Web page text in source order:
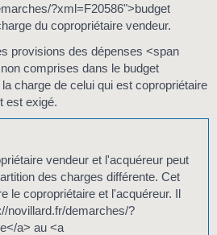
?xml=F20586">budget
du copropriétaire vendeur.
provisions des dépenses <span
comprises dans le budget
charge de celui qui est copropriétaire
est exigé.
vendeur et l'acquéreur peut
des charges différente. Cet
le copropriétaire et l'acquéreur. Il
novillard.fr/demarches/?
a> au <a